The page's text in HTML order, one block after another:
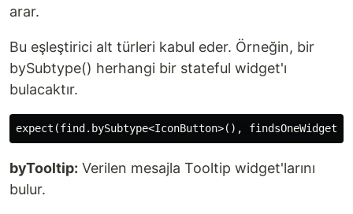
arar.
Bu eşleştirici alt türleri kabul eder. Örneğin, bir
bySubtype() herhangi bir stateful widget'ı
bulacaktır.
byTooltip: Verilen mesajla Tooltip widget'larını
bulur.